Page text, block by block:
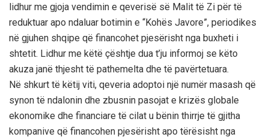
lidhur me gjoja vendimin e qeverisë së Malit të Zi për të
reduktuar apo ndaluar botimin e “Kohës Javore”, periodikes
në gjuhen shqipe që financohet pjesërisht nga buxheti i
shtetit. Lidhur me këtë çështje dua t’ju informoj se këto
akuza janë thjesht të pathemelta dhe të pavërtetuara.
Në shkurt të këtij viti, qeveria adoptoi një numër masash që
synon të ndalonin dhe zbusnin pasojat e krizës globale
ekonomike dhe financiare të cilat u bënin thirrje të gjitha
kompanive që financohen pjesërisht apo tërësisht nga